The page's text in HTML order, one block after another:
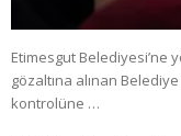
Etimesgut Belediyesi’ne
gözaltına alınan
kontrolüne …